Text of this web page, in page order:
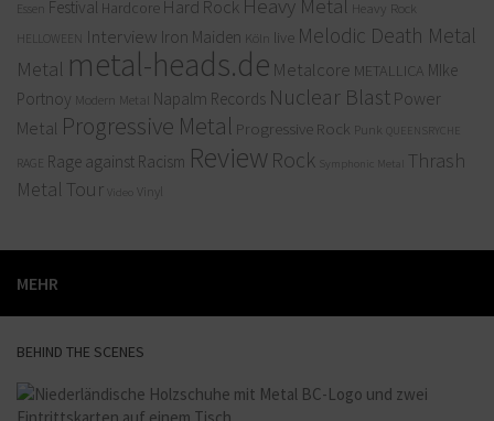
Essen Festival Hardcore Hard Rock Heavy Metal Heavy Rock
HELLOWEEN Interview Iron Maiden Köln live Melodic Death Metal
Metal metal-heads.de Metalcore METALLICA MIke
Portnoy Modern Metal Napalm Records Nuclear Blast Power
Metal Progressive Metal Progressive Rock Punk QUEENSRYCHE
RAGE Rage against Racism Review Rock Symphonic Metal
Thrash
Metal Tour Video Vinyl
MEHR
BEHIND THE SCENES